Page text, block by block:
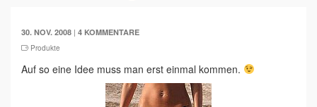
30. NOV. 2008 | 4 KOMMENTARE
Produkte
Auf so eine Idee muss man erst einmal kommen.